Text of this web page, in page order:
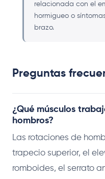
relacionada con el
hormigueo o
brazo.
Preguntas
¿Qué músculos
hombros?
Las rotaciones de
trapecio superior, el
romboides, el serrato